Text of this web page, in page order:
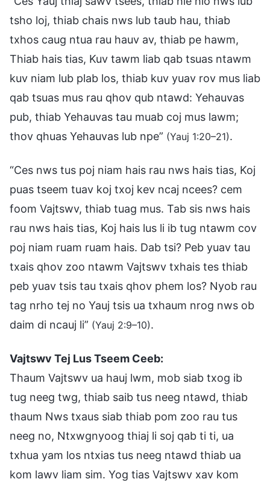
tsho loj, thiab chais nws lub taub hau, thiab
txhos caug ntua rau hauv av, thiab pe hawm,
Thiab hais tias, Kuv tawm liab qab tsuas ntawm
kuv niam lub plab los, thiab kuv yuav rov mus liab
qab tsuas mus rau qhov qub ntawd: Yehauvas
pub, thiab Yehauvas tau muab coj mus lawm;
thov qhuas Yehauvas lub npe” (Yauj 1:20–21).
“Ces nws tus poj niam hais rau nws hais tias, Koj
puas tseem tuav koj txoj kev ncaj ncees? cem
foom Vajtswv, thiab tuag mus. Tab sis nws hais
rau nws hais tias, Koj hais lus li ib tug ntawm cov
poj niam ruam ruam hais. Dab tsi? Peb yuav tau
txais qhov zoo ntawm Vajtswv txhais tes thiab
peb yuav tsis tau txais qhov phem los? Nyob rau
tag nrho tej no Yauj tsis ua txhaum nrog nws ob
daim di ncauj li” (Yauj 2:9–10).
Vajtswv Tej Lus Tseem Ceeb:
Thaum Vajtswv ua hauj lwm, mob siab txog ib
tug neeg twg, thiab saib tus neeg ntawd, thiab
thaum Nws txaus siab thiab pom zoo rau tus
neeg no, Ntxwgnyoog thiaj li soj qab ti ti, ua
txhua yam los ntxias tus neeg ntawd thiab ua
kom lawv liam sim. Yog tias Vajtswv xav kom